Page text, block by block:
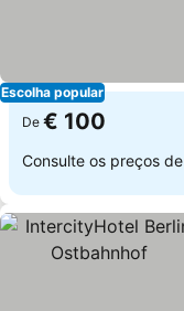
Escolha popular
De € 100
Consulte os preços de